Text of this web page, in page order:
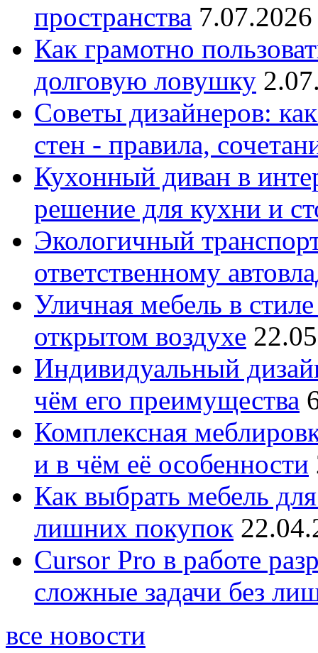
пространства
Как грамотно
долговую ловушку
Советы дизайнеров:
стен - правила,
Кухонный диван в
решение для кухни и
Экологичный
ответственному
Уличная мебель в
открытом воздухе
Индивидуальный
чём его преимущества
Комплексная
и в чём её особенности
Как выбрать мебель
лишних покупок
Cursor Pro в работе
сложные задачи без
все новости